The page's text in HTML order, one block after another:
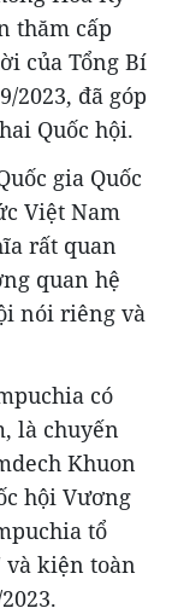
thăm cấp
của Tổng Bí
2023, đã góp
Quốc hội.
gia Quốc
Việt Nam
rất quan
quan hệ
nói riêng và
có
là chuyến
Khuon
hội Vương
tổ
và kiện toàn